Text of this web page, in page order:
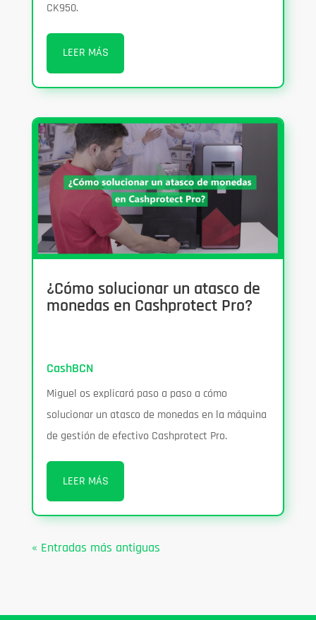
CK950.
LEER MÁS
¿Cómo solucionar un atasco de
monedas en Cashprotect Pro?
CashBCN
Miguel os explicará paso a paso a cómo
solucionar un atasco de monedas en la máquina
de gestión de efectivo Cashprotect Pro.
LEER MÁS
« Entradas más antiguas